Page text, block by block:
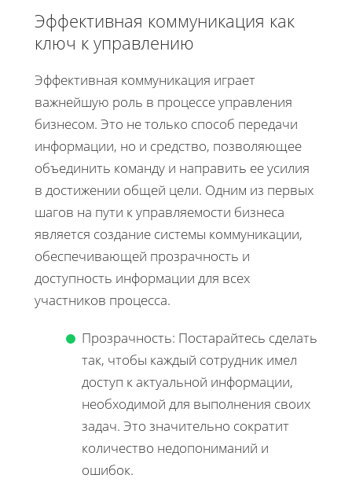
Эффективная коммуникация как
ключ к управлению
Эффективная коммуникация играет
важнейшую роль в процессе управления
бизнесом. Это не только способ передачи
информации, но и средство, позволяющее
объединить команду и направить ее усилия
в достижении общей цели. Одним из первых
шагов на пути к управляемости бизнеса
является создание системы коммуникации,
обеспечивающей прозрачность и
доступность информации для всех
участников процесса.
Прозрачность: Постарайтесь сделать
так, чтобы каждый сотрудник имел
доступ к актуальной информации,
необходимой для выполнения своих
задач. Это значительно сократит
количество недопониманий и
ошибок.